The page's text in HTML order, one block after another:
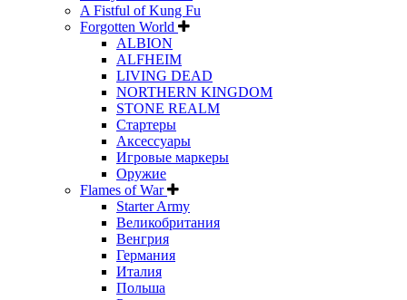
A Fistful of Kung Fu
Forgotten World
ALBION
ALFHEIM
LIVING DEAD
NORTHERN KINGDOM
STONE REALM
Стартеры
Аксессуары
Игровые маркеры
Оружие
Flames of War
Starter Army
Великобритания
Венгрия
Германия
Италия
Польша